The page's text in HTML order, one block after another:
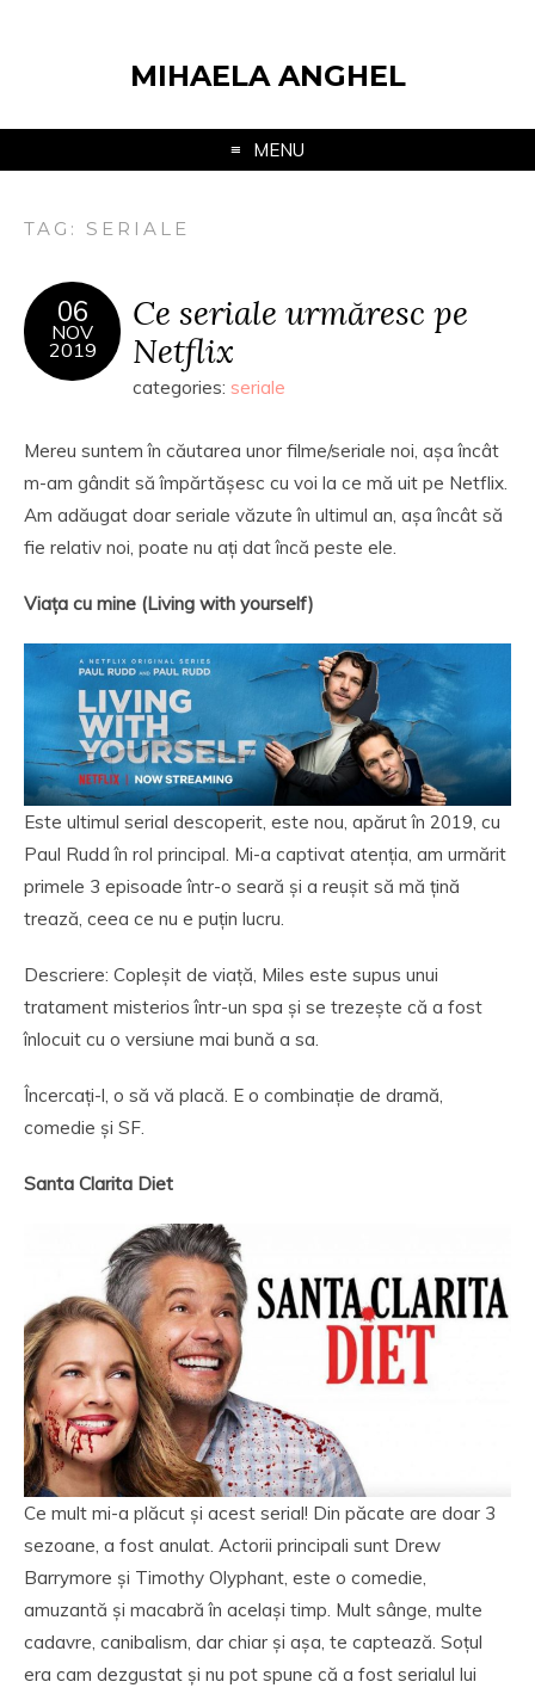
MIHAELA ANGHEL
MENU
TAG: SERIALE
06
NOV
2019
Ce seriale urmăresc pe
Netflix
categories: seriale
Mereu suntem în căutarea unor filme/seriale noi, așa încât
m-am gândit să împărtășesc cu voi la ce mă uit pe Netflix.
Am adăugat doar seriale văzute în ultimul an, așa încât să
fie relativ noi, poate nu ați dat încă peste ele.
Viața cu mine (Living with yourself)
Este ultimul serial descoperit, este nou, apărut în 2019, cu
Paul Rudd în rol principal. Mi-a captivat atenția, am urmărit
primele 3 episoade într-o seară și a reușit să mă țină
trează, ceea ce nu e puțin lucru.
Descriere: Copleșit de viață, Miles este supus unui
tratament misterios într-un spa și se trezește că a fost
înlocuit cu o versiune mai bună a sa.
Încercați-l, o să vă placă. E o combinație de dramă,
comedie și SF.
Santa Clarita Diet
Ce mult mi-a plăcut și acest serial! Din păcate are doar 3
sezoane, a fost anulat. Actorii principali sunt Drew
Barrymore și Timothy Olyphant, este o comedie,
amuzantă și macabră în același timp. Mult sânge, multe
cadavre, canibalism, dar chiar și așa, te captează. Soțul
era cam dezgustat și nu pot spune că a fost serialul lui